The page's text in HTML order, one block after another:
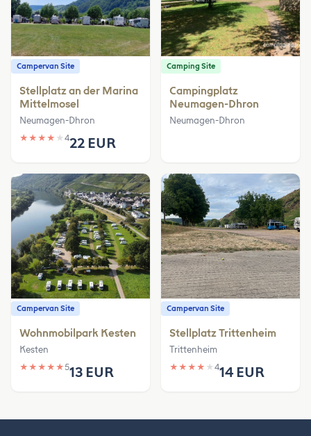
Campervan Site
Stellplatz an der Marina
Mittelmosel
Neumagen-Dhron
★ ★ ★ ★ ★ 422 EUR
Camping Site
Campingplatz
Neumagen-Dhron
Neumagen-Dhron
Campervan Site
Wohnmobilpark Kesten
Kesten
★ ★ ★ ★ ★513 EUR
Campervan Site
Stellplatz Trittenheim
Trittenheim
★ ★ ★ ★ ★ 414 EUR